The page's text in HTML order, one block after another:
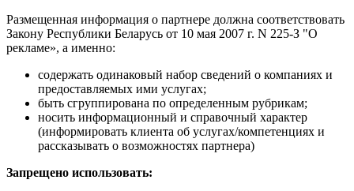
Размещенная информация о партнере должна соответствовать
Закону Республики Беларусь от 10 мая 2007 г. N 225-З "О
рекламе», а именно:
содержать одинаковый набор сведений о компаниях и
предоставляемых ими услугах;
быть сгруппирована по определенным рубрикам;
носить информационный и справочный характер
(информировать клиента об услугах/компетенциях и
рассказывать о возможностях партнера)
Запрещено использовать: